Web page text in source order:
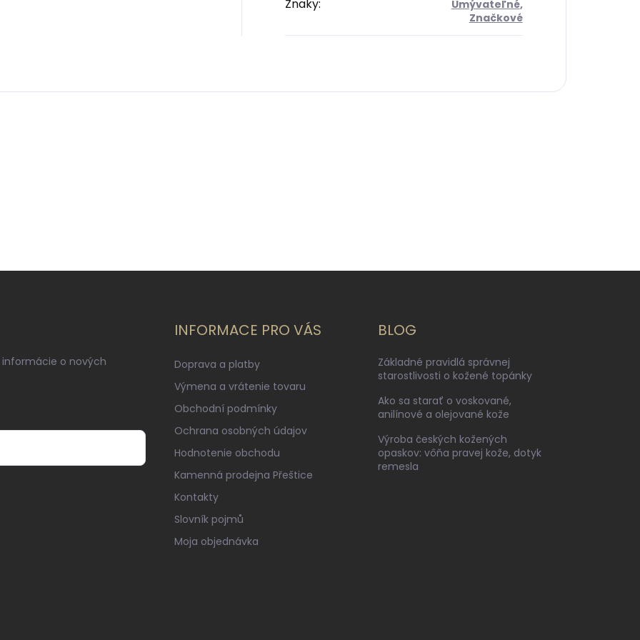
Znaky:
Umývateľné,
Značkové
o nových
INFORMACE PRO VÁS
Doprava a platby
Výmena a vrátenie tovaru
Obchodní podmínky
Ochrana osobných údajov
Hodnotenie obchodu
Kamenná prodejna Přeštice
Kontakty
Slovník pojmů
Moja objednávka
BLOG
Základné pravidlá správnej
starostlivosti o kožené topánky
Ako sa starať o voskované,
anilínové a olejované kože
Výroba českých kožených
opaskov: vôňa pravej kože, dotyk
remesla